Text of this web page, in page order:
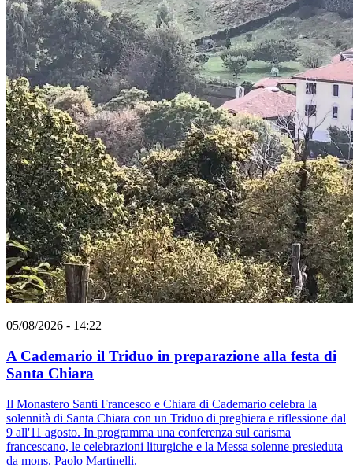
05/08/2026 - 14:22
A Cademario il Triduo in preparazione alla festa di
Santa Chiara
Il Monastero Santi Francesco e Chiara di Cademario celebra la
solennità di Santa Chiara con un Triduo di preghiera e riflessione dal
9 all'11 agosto. In programma una conferenza sul carisma
francescano, le celebrazioni liturgiche e la Messa solenne presieduta
da mons. Paolo Martinelli.